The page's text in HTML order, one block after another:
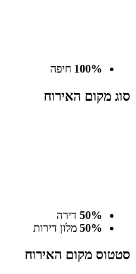
100% חיפה
סוג מקום האירוח
50% דירה
50% מלון דירות
סטטוס מקום האירוח